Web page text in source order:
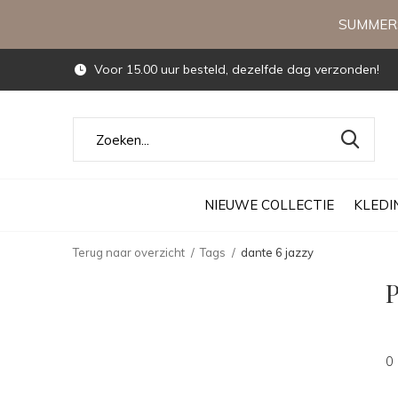
NIEUWE COLLECTIE
Voor 15.00 uur besteld, dezelfde dag verzonden!
Terug naar overzicht Tags dante 6 jazzy
0